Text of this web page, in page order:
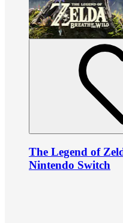
The Legend of
Nintendo Switch